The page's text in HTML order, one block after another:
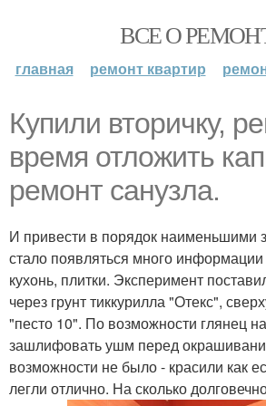
ВСЕ О
главная ремонт квартир
Купили вторичку,
время отложить
ремонт санузла.
И привести в порядок наименьшими
стало появляться много
кухонь, плитки. Эксперимент
через грунт тиккурилла "Отекс",
"песто 10". По возможности глянец
зашлифовать ушм перед
возможности не было - красили как
легли отлично. На сколько